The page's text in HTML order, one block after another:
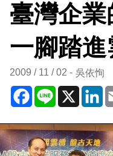
臺灣企
一腳踏進
2009 / 11 / 02 吳依恂
Facebook
Line X